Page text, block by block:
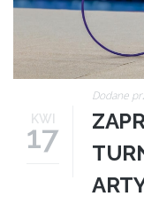
KWI
17
Dodane